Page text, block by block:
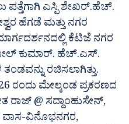
ಪತ್ತೆಗಾಗಿ ಎಸ್ಪಿ ಶೇಖರ್.ಹೆಚ್.
ಹೆಗಡೆ ಮತ್ತು ನಗರ
ಕೆಟಿಜೆ ನಗರ
ಕುಮಾರ್. ಹೆಚ್.ಎಸ್.
ರಚಿಸಲಾಗಿತ್ತು.
ರಂದು ಮೇಲ್ಕಂಡ ಪ್ರಕರಣದ
@ ಸದ್ದಾಂಹುಸೇನ್,
ವಿನೊಭನಗರ,